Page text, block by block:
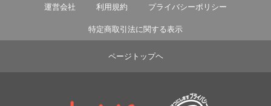
運営会社 利用規約 プライバシーポリシー
特定商取引法に関する表示
ページトップヘ